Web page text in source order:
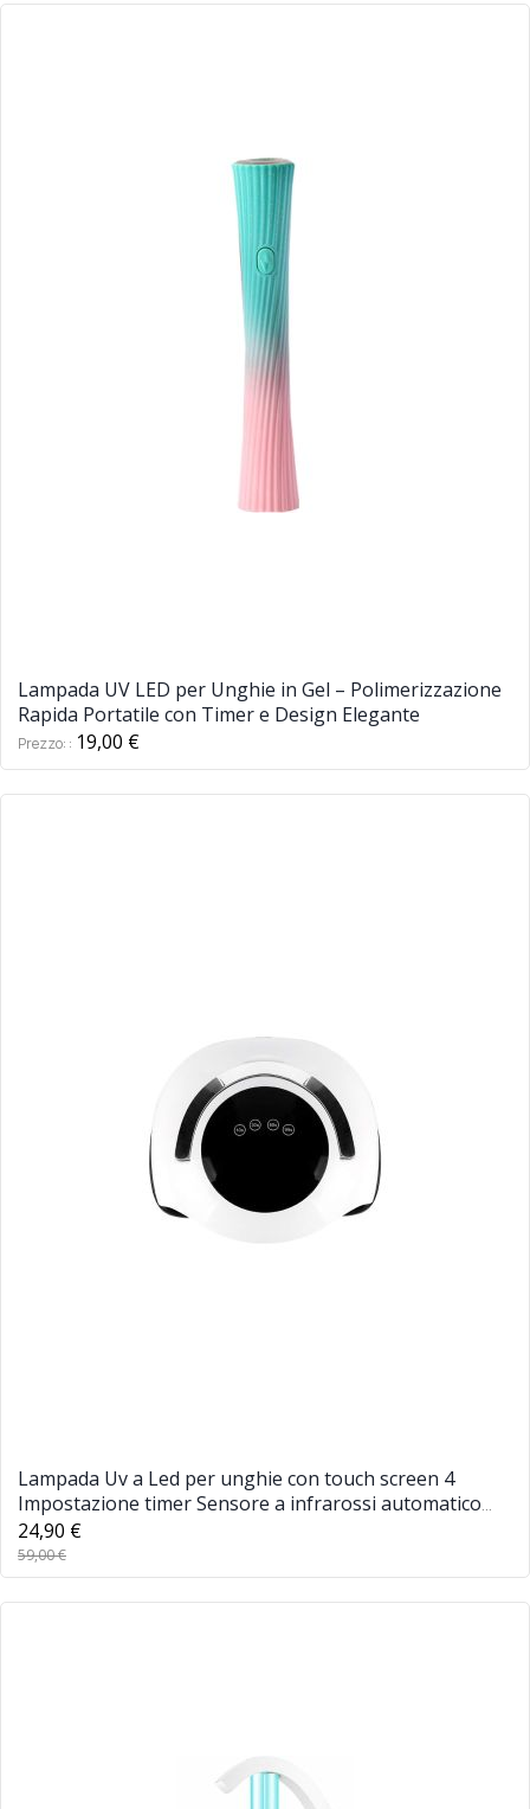
Lampada UV LED per Unghie in Gel – Polimerizzazione
Rapida Portatile con Timer e Design Elegante
Prezzo: 19,00 €
Lampada Uv a Led per unghie con touch screen 4
Impostazione timer Sensore a infrarossi automatico
120 W Luce per smalto gel ad asciugatura rapida
24,90 €
59,00 €